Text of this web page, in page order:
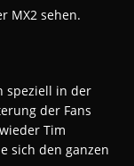
MX2 sehen.
speziell in der
der Fans
Tim
sich den ganzen